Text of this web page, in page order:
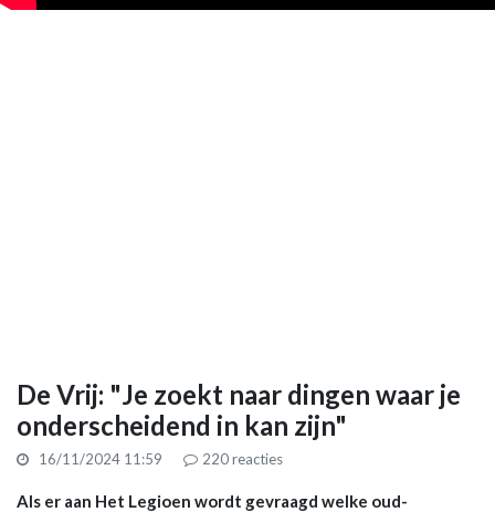
De Vrij: "Je zoekt naar dingen waar je
onderscheidend in kan zijn"
16/11/2024 11:59 220reacties
Als er aan Het Legioen wordt gevraagd welke oud-